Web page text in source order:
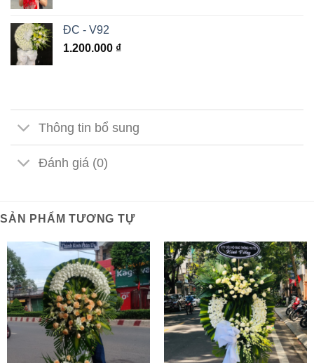
ĐC - V92
1.200.000 ₫
Thông tin bổ sung
Đánh giá (0)
SẢN PHẨM TƯƠNG TỰ